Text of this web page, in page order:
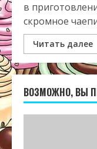
в
скромное
Читать далее
ВОЗМОЖНО, ВЫ